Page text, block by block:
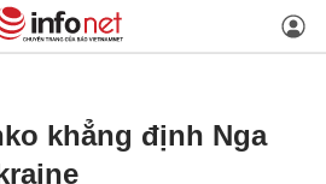
khẳng định Nga